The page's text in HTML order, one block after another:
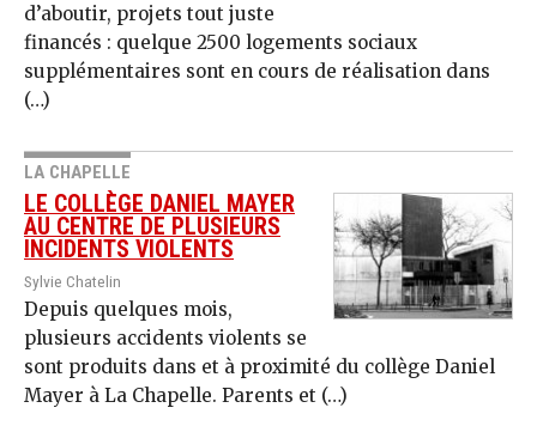
d’aboutir, projets tout juste
financés : quelque 2500 logements sociaux
supplémentaires sont en cours de réalisation dans
(…)
LA CHAPELLE
LE COLLÈGE DANIEL MAYER
AU CENTRE DE PLUSIEURS
INCIDENTS VIOLENTS
Sylvie Chatelin
Depuis quelques mois,
plusieurs accidents violents se
sont produits dans et à proximité du collège Daniel
Mayer à La Chapelle. Parents et (…)